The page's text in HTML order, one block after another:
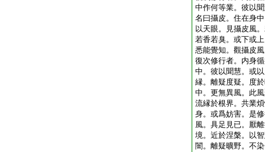
中作何等業。彼以
名曰攝皮。住在身
以天眼。見攝皮風
若香若臭。或下或
悉能覺知。觀攝皮
復次修行者。内身
中。彼以聞慧。或
縁。離疑度疑。度
中。更無異風。此
流縁於根界。共業
身。或爲妨害。是
風。具足見已。厭
境。近於涅槃。以
闇。離疑曠野。不